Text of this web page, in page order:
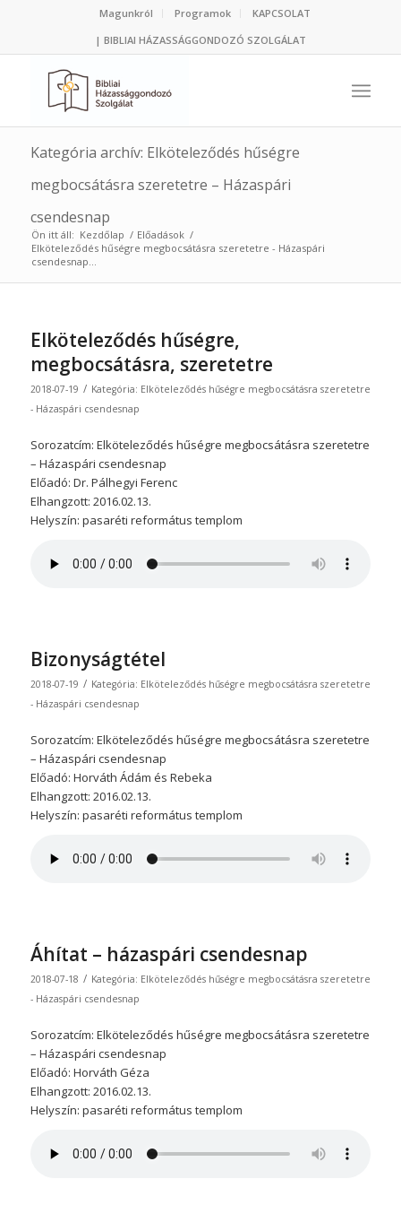
Magunkról Programok
KAPCSOLAT
| BIBLIAI HÁZASSÁGGONDOZÓ SZOLGÁLAT
Kategória archív: Elköteleződés hűségre
megbocsátásra szeretetre – Házaspári
csendesnap
Ön itt áll: Kezdőlap / Előadások /
Elköteleződés hűségre megbocsátásra szeretetre - Házaspári
csendesnap...
Elköteleződés hűségre,
megbocsátásra, szeretetre
2018-07-19 / Kategória: Elköteleződés hűségre megbocsátásra szeretetre
- Házaspári csendesnap
Sorozatcím: Elköteleződés hűségre megbocsátásra szeretetre
– Házaspári csendesnap
Előadó: Dr. Pálhegyi Ferenc
Elhangzott: 2016.02.13.
Helyszín: pasaréti református templom
Bizonyságtétel
2018-07-19 / Kategória: Elköteleződés hűségre megbocsátásra szeretetre
- Házaspári csendesnap
Sorozatcím: Elköteleződés hűségre megbocsátásra szeretetre
– Házaspári csendesnap
Előadó: Horváth Ádám és Rebeka
Elhangzott: 2016.02.13.
Helyszín: pasaréti református templom
Áhítat – házaspári csendesnap
2018-07-18 / Kategória: Elköteleződés hűségre megbocsátásra szeretetre
- Házaspári csendesnap
Sorozatcím: Elköteleződés hűségre megbocsátásra szeretetre
– Házaspári csendesnap
Előadó: Horváth Géza
Elhangzott: 2016.02.13.
Helyszín: pasaréti református templom